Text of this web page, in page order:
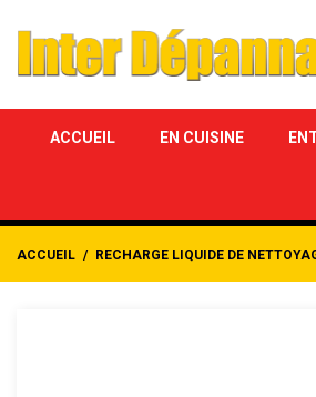
ACCUEIL EN CUISINE
ACCUEIL RECHARGE LIQUIDE DE